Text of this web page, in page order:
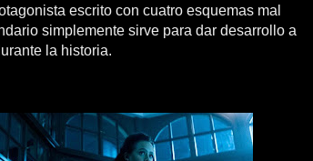
escrito con cuatro esquemas mal
simplemente sirve para dar desarrollo a
la historia.